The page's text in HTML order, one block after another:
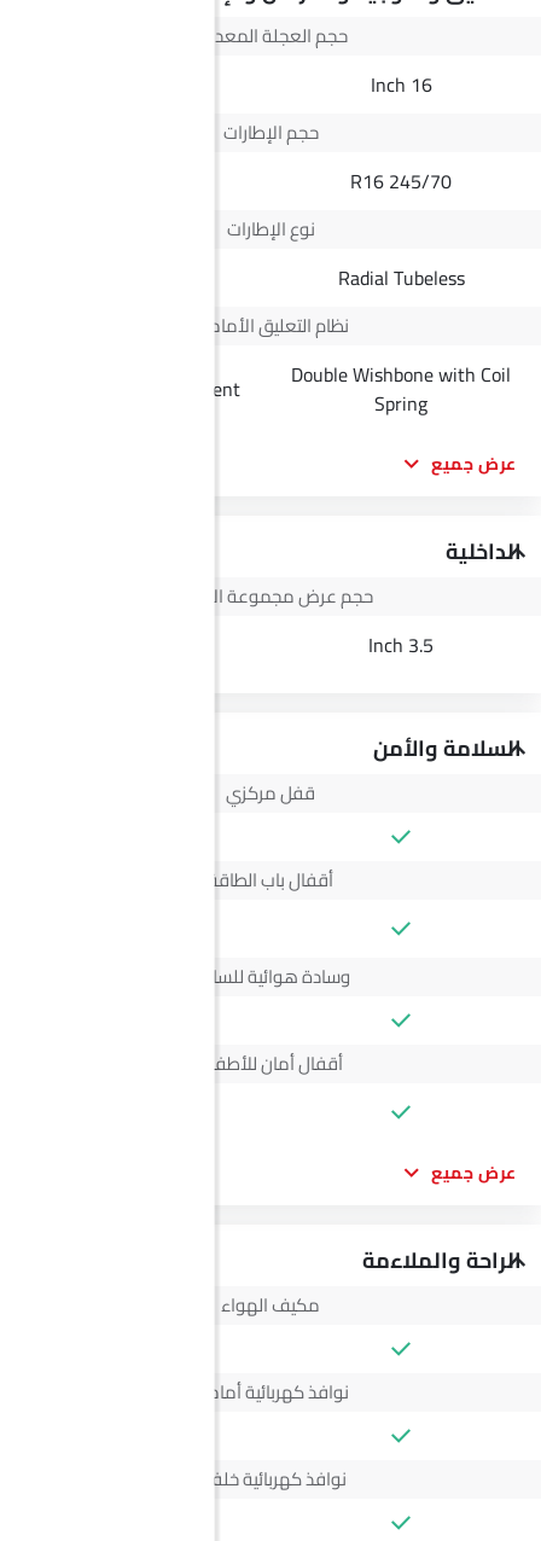
حجم العجلة المعدنية
16 Inch
حجم الإطارات
245/70 R16
نوع الإطارات
Radial Tubeless
نظام التعليق الأمامي
Double Wishbone with Coil
Spring
McPherson Independent
عرض جميع
الداخلية
حجم عرض مجموعة الأجهزة
3.5 Inch
السلامة والأمن
قفل مركزي
أقفال باب الطاقة
وسادة هوائية للسائق
أقفال أمان للأطفال
عرض جميع
الراحة والملاءمة
مكيف الهواء
نوافذ كهربائية أمامية
نوافذ كهربائية خلفية